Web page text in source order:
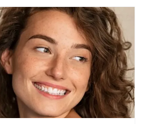
myślenia wyłącznie kategoriami „jeden
metoda terapii” i kieruje się w stronę
do konkretnego przypadku.
tylko wyniki badań obrazowych czy
choroby, ale również profil
ogólny pacjenta, choroby
wcześniejsze terapie oraz indywidualna
leków. W praktyce oznacza to bardziej
terapeutyczne i większą szansę na
klinicznych bez niepotrzebnego
Dla wielu pacjentów fraza onkologia
oznacza właśnie dostęp do
w którym leczenie nie jest dobierane